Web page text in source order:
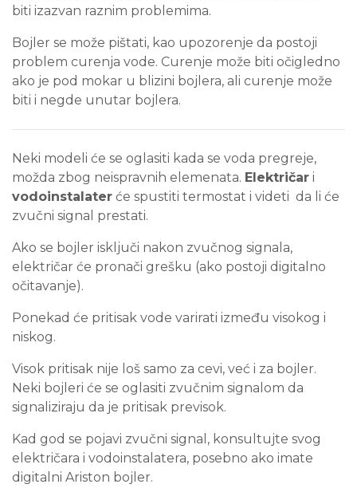
biti izazvan raznim problemima.
Bojler se može pištati, kao upozorenje da postoji
problem curenja vode. Curenje može biti očigledno
ako je pod mokar u blizini bojlera, ali curenje može
biti i negde unutar bojlera.
Neki modeli će se oglasiti kada se voda pregreje,
možda zbog neispravnih elemenata. Električar i
vodoinstalater će spustiti termostat i videti da li će
zvučni signal prestati.
Ako se bojler isključi nakon zvučnog signala,
električar će pronači grešku (ako postoji digitalno
očitavanje).
Ponekad će pritisak vode varirati između visokog i
niskog.
Visok pritisak nije loš samo za cevi, već i za bojler.
Neki bojleri će se oglasiti zvučnim signalom da
signaliziraju da je pritisak previsok.
Kad god se pojavi zvučni signal, konsultujte svog
električara i vodoinstalatera, posebno ako imate
digitalni Ariston bojler.